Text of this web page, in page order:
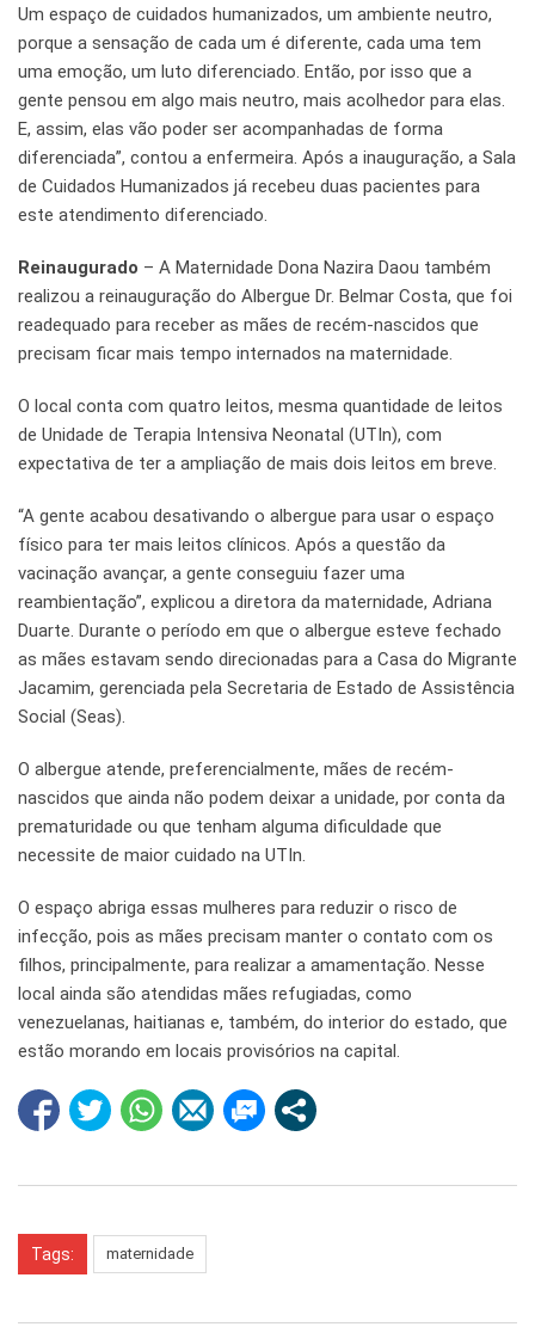
Um espaço de cuidados humanizados, um ambiente neutro,
porque a sensação de cada um é diferente, cada uma tem
uma emoção, um luto diferenciado. Então, por isso que a
gente pensou em algo mais neutro, mais acolhedor para elas.
E, assim, elas vão poder ser acompanhadas de forma
diferenciada”, contou a enfermeira. Após a inauguração, a Sala
de Cuidados Humanizados já recebeu duas pacientes para
este atendimento diferenciado.
Reinaugurado – A Maternidade Dona Nazira Daou também
realizou a reinauguração do Albergue Dr. Belmar Costa, que foi
readequado para receber as mães de recém-nascidos que
precisam ficar mais tempo internados na maternidade.
O local conta com quatro leitos, mesma quantidade de leitos
de Unidade de Terapia Intensiva Neonatal (UTIn), com
expectativa de ter a ampliação de mais dois leitos em breve.
“A gente acabou desativando o albergue para usar o espaço
físico para ter mais leitos clínicos. Após a questão da
vacinação avançar, a gente conseguiu fazer uma
reambientação”, explicou a diretora da maternidade, Adriana
Duarte. Durante o período em que o albergue esteve fechado
as mães estavam sendo direcionadas para a Casa do Migrante
Jacamim, gerenciada pela Secretaria de Estado de Assistência
Social (Seas).
O albergue atende, preferencialmente, mães de recém-
nascidos que ainda não podem deixar a unidade, por conta da
prematuridade ou que tenham alguma dificuldade que
necessite de maior cuidado na UTIn.
O espaço abriga essas mulheres para reduzir o risco de
infecção, pois as mães precisam manter o contato com os
filhos, principalmente, para realizar a amamentação. Nesse
local ainda são atendidas mães refugiadas, como
venezuelanas, haitianas e, também, do interior do estado, que
estão morando em locais provisórios na capital.
Tags: maternidade